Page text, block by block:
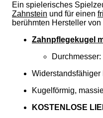
Ein spielerisches
Zahnstein und für einen
berühmten Hersteller
Zahnpflegekugel
Durchmesser:
Widerstandsfähiger
Kugelförmig,
KOSTENLOSE